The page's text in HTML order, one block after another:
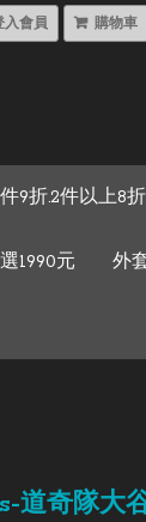
入會員 購物車
9折.2件以上8折
1990元 外
道奇隊大